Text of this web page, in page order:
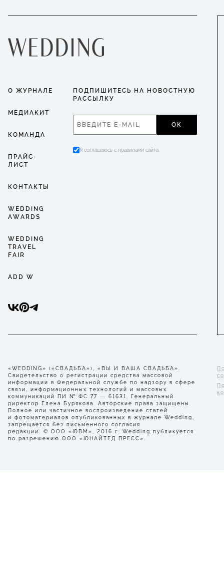
О ЖУРНАЛЕ
МЕДИАКИТ
КОМАНДА
ПРАЙС-
ЛИСТ
КОНТАКТЫ
WEDDING
AWARDS
WEDDING
TRAVEL
FAIR
ADD W
ПОДПИШИТЕСЬ НА НОВОСТНУЮ
РАССЫЛКУ
ОК
Я соглашаюсь с правилами сайта
«WEDDING» («СВАДЬБА»), «ВЫ И ВАША СВАДЬБА».
Свидетельство о регистрации средства массовой
информации в Федеральной службе по надзору в сфере
связи, информационных технологий и массовых
коммуникаций ПИ № ФС 77 — 61631. Генеральный
директор Елена Бурякова. Авторские права защищены.
Полное или частичное воспроизведение статей
и фотоматериалов опубликованных в журнале Wedding,
запрещается без письменного согласия
редакции. © ООО «ЮВМ», 2016 г. Wedding публикуется
по разрешению ООО «ЮНАЙТЕД ПРЕСС».